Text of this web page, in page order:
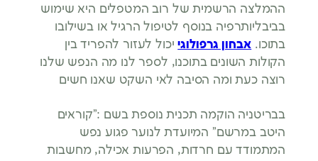
ההמלצה הרשמית של רוב המטפלים היא שימוש
בביבליותרפיה בנוסף לטיפול הרגיל או בשילובו
בתוכו. אבחון גרפולוגייכול לעזור להפריד בין
הקולות השונים בתוכנו, לספר לנו מה הנפש שלנו
רוצה כעת ומה הסיבה לאי השקט שאנו חשים
בבריטניה הוקמה תכנית נוספת בשם :”קוראים
היטב במרשם” המיועדת לנוער פגוע נפש
המתמודד עם חרדות, הפרעות אכילה, מחשבות